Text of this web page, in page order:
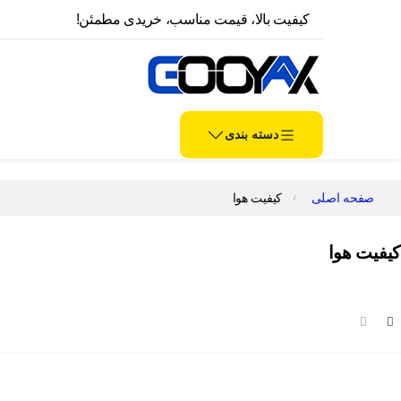
کیفیت بالا، قیمت مناسب، خریدی مطمئن!
دسته بندی
صفحه اصلی کیفیت هوا
کیفیت هوا